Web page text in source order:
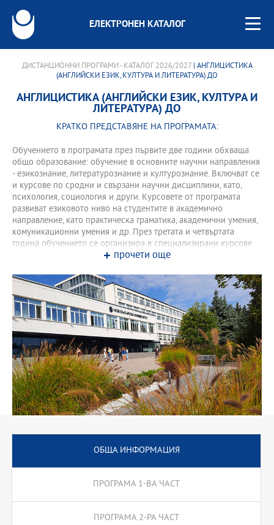
ЕЛЕКТРОНЕН КАТАЛОГ
ДИСТАНЦИОННИ ПРОГРАМИ - КАТАЛОГ 2026/2027| АНГЛИЦИСТИКА
(АНГЛИЙСКИ ЕЗИК, КУЛТУРА И ЛИТЕРАТУРА) ДО
АНГЛИЦИСТИКА (АНГЛИЙСКИ ЕЗИК, КУЛТУРА И
ЛИТЕРАТУРА) ДО
КРАТКО ПРЕДСТАВЯНЕ НА ПРОГРАМАТА:
Обучението в програмата през първите две години обхваща
общо образование: обучение в основните научни направления
- езикознание, литературознание и културознание. Включват се
и курсове по сродни и свързани научни дисциплини, като,
психология, социология и други. Курсовете от програмата
развиват езиковото ниво на студентите в академично
направление, като практическа граматика, академични умения,
комуникационни умения и др. През третата и четвъртата
година обучението се организира в специализирани курсове
към програмата и практически насочени тренингови форми –
езикови технологии и др. През втората част на програмата се
предлагат две специализации: преводач и учител по чужд език,
които водят до съответната професионална квалификация.
прочети още
ОБЩА ИНФОРМАЦИЯ
ПРОГРАМА 1-ВА ЧАСТ
ПРОГРАМА 2-РА ЧАСТ